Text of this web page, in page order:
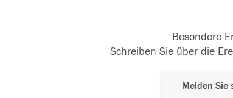
Besondere
Schreiben Sie über die
Melden Sie